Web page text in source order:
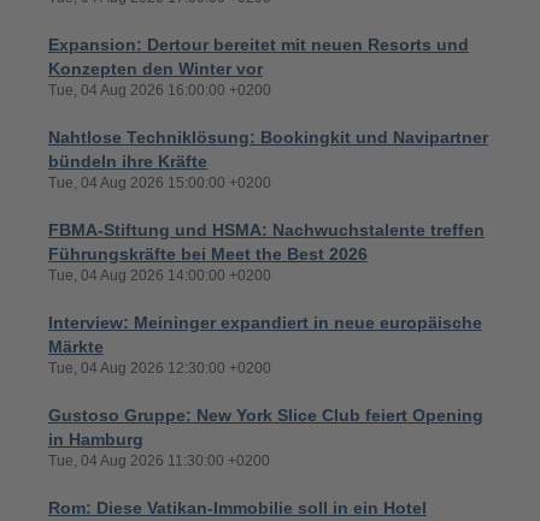
Expansion: Dertour bereitet mit neuen Resorts und
Konzepten den Winter vor
Tue, 04 Aug 2026 16:00:00 +0200
Nahtlose Techniklösung: Bookingkit und Navipartner
bündeln ihre Kräfte
Tue, 04 Aug 2026 15:00:00 +0200
FBMA-Stiftung und HSMA: Nachwuchstalente treffen
Führungskräfte bei Meet the Best 2026
Tue, 04 Aug 2026 14:00:00 +0200
Interview: Meininger expandiert in neue europäische
Märkte
Tue, 04 Aug 2026 12:30:00 +0200
Gustoso Gruppe: New York Slice Club feiert Opening
in Hamburg
Tue, 04 Aug 2026 11:30:00 +0200
Rom: Diese Vatikan-Immobilie soll in ein Hotel